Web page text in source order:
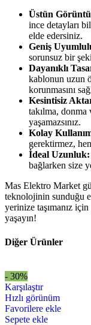
Üstün
ince detayları
elde edersiniz.
Geniş
sorunsuz bir
Dayanıklı
kablonun uzun
korunmasını
Kesintisiz
takılma,
yaşamazsınız.
Kolay
gerektirmez,
İdeal Uzunluk:
bağlarken size
Mas Elektro Market
teknolojinin sunduğu
yerinize taşımanız
yaşayın!
Diğer Ürünler
- 30%
Karşılaştır
Hızlı görünüm
Favorilere ekle
Sepete ekle